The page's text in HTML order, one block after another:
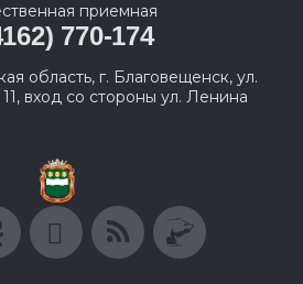
приемная
770-174
область, г. Благовещенск, ул.
вход со стороны ул. Ленина